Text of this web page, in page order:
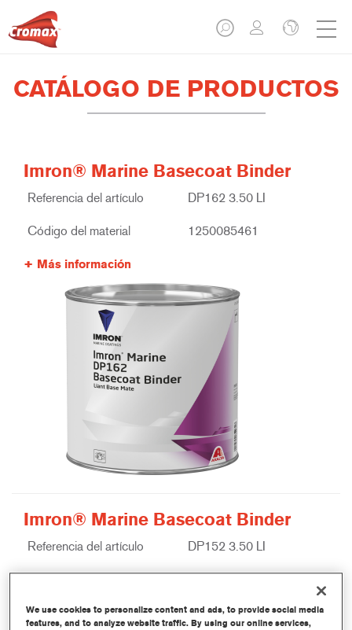
CATÁLOGO DE PRODUCTOS
Imron® Marine Basecoat Binder
Referencia del artículo DP162 3.50 LI
Código del material 1250085461
Más información
Imron® Marine Basecoat Binder
Referencia del artículo DP152 3.50 LI
Código del material 1250085460
Más información
We use cookies to personalize content and ads, to provide social media
features, and to analyze website traffic. By using our online services,